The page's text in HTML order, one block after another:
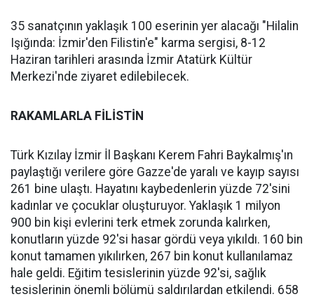
35 sanatçının yaklaşık 100 eserinin yer alacağı "Hilalin
Işığında: İzmir'den Filistin'e" karma sergisi, 8-12
Haziran tarihleri arasında İzmir Atatürk Kültür
Merkezi'nde ziyaret edilebilecek.
RAKAMLARLA FİLİSTİN
Türk Kızılay İzmir İl Başkanı Kerem Fahri Baykalmış'ın
paylaştığı verilere göre Gazze'de yaralı ve kayıp sayısı
261 bine ulaştı. Hayatını kaybedenlerin yüzde 72'sini
kadınlar ve çocuklar oluşturuyor. Yaklaşık 1 milyon
900 bin kişi evlerini terk etmek zorunda kalırken,
konutların yüzde 92'si hasar gördü veya yıkıldı. 160 bin
konut tamamen yıkılırken, 267 bin konut kullanılamaz
hale geldi. Eğitim tesislerinin yüzde 92'si, sağlık
tesislerinin önemli bölümü saldırılardan etkilendi. 658